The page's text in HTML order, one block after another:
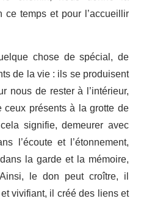
temps et pour l’accueillir
chose de spécial, de
de la vie : ils se produisent
nous de rester à l’intérieur,
présents à la grotte de
signifie, demeurer avec
l’écoute et l’étonnement,
la garde et la mémoire,
le don peut croître, il
vivifiant, il créé des liens et